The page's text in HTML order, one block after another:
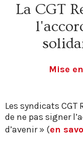
La CGT
Mise
Les syndicats
de ne pas signer
d’avenir » (en